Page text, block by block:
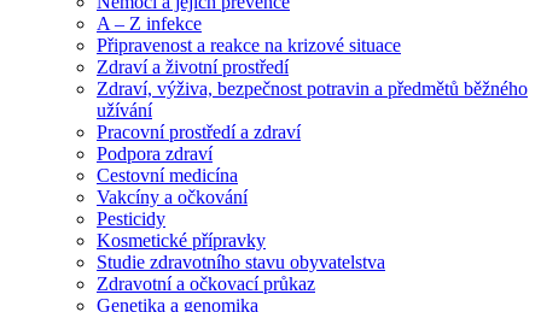
A – Z infekce
Připravenost a reakce na krizové situace
Zdraví a životní prostředí
Zdraví, výživa, bezpečnost potravin a předmětů běžného
užívání
Pracovní prostředí a zdraví
Podpora zdraví
Cestovní medicína
Vakcíny a očkování
Pesticidy
Kosmetické přípravky
Studie zdravotního stavu obyvatelstva
Zdravotní a očkovací průkaz
Genetika a genomika